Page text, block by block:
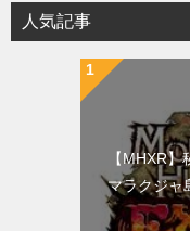
人気記事
【MHXR
マラクジャ